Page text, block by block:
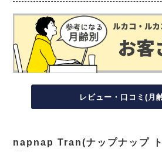
レビュー・口コミ(月
napnap Tran(ナップナップ